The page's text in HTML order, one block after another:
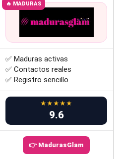
🔥 MADURAS
✅ Maduras activas
✅ Contactos reales
✅ Registro sencillo
★★★★★
9.6
👉 MadurasGlam